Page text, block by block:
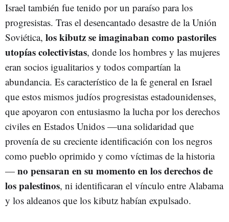
Israel también fue tenido por un paraíso para los
progresistas. Tras el desencantado desastre de la Unión
Soviética, los kibutz se imaginaban como pastoriles
utopías colectivistas, donde los hombres y las mujeres
eran socios igualitarios y todos compartían la
abundancia. Es característico de la fe general en Israel
que estos mismos judíos progresistas estadounidenses,
que apoyaron con entusiasmo la lucha por los derechos
civiles en Estados Unidos —una solidaridad que
provenía de su creciente identificación con los negros
como pueblo oprimido y como víctimas de la historia
— no pensaran en su momento en los derechos de
los palestinos, ni identificaran el vínculo entre Alabama
y los aldeanos que los kibutz habían expulsado.